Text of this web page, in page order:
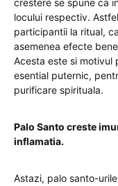
crestere se spune ca
locului respectiv.
participantii la ritual,
asemenea efecte
Acesta este si motivul
esential puternic,
purificare spirituala.
Palo Santo creste
inflamatia.
Astazi, palo santo-